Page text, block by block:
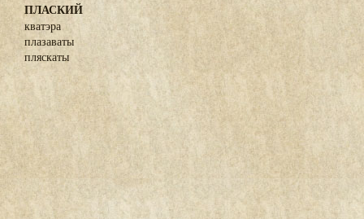
ПЛАСКИЙ
кватэра
плазаваты
пляскаты